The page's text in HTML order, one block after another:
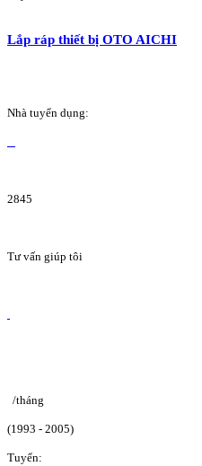
Lắp ráp thiết bị OTO AICHI
Nhà tuyển dụng:
2845
Tư vấn giúp tôi
/tháng
(1993 - 2005)
Tuyển: